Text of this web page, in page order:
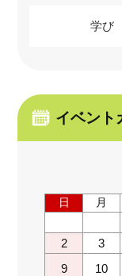
学び
イベント
日 月
2
3
9
10